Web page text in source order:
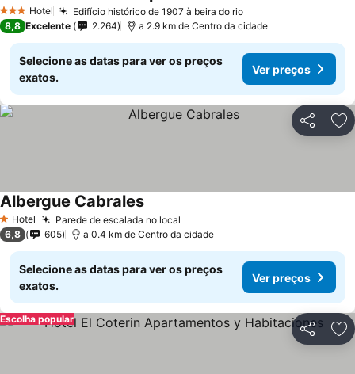
3 EstrelasHotel Edifício histórico de 1907 à beira do rio
8,8 Excelente 2.264 a 2.9 km de Centro da cidade
Selecione as datas para ver os preços
exatos.
Ver preços
Partilhar
1 Estrelas
Hotel Parede de escalada no local
Albergue Cabrales
6,8 605 a 0.4 km de Centro da cidade
Selecione as datas para ver os preços
exatos.
Ver preços
Partilhar
Escolha popular